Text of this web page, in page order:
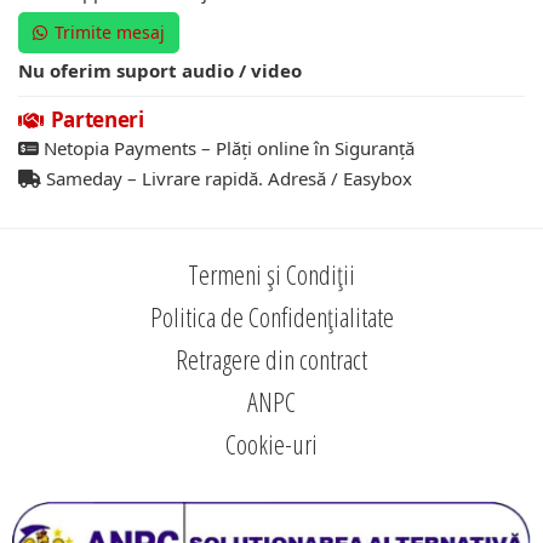
Trimite mesaj
Nu oferim suport audio / video
Parteneri
Netopia Payments – Plăți online în Siguranță
Sameday – Livrare rapidă. Adresă / Easybox
Termeni și Condiții
Politica de Confidențialitate
Retragere din contract
ANPC
Cookie-uri